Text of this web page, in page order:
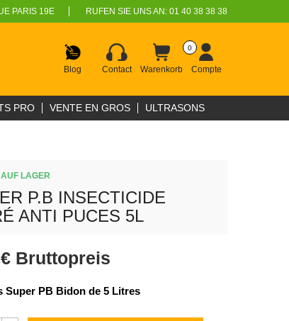
PARIS 19E RUFEN SIE UNS AN: 01 40 38 38 38
Blog Contact Warenkorb
0
Compte
PRO VENTE EN GROS ULTRASONS
AUF LAGER
P.B INSECTICIDE
ANTI PUCES 5L
Bruttopreis
Super PB Bidon de 5 Litres